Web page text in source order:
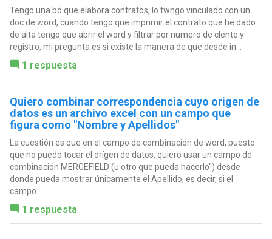
Tengo una bd que elabora contratos, lo twngo vinculado con un
doc de word, cuando tengo que imprimir el contrato que he dado
de alta tengo que abrir el word y filtrar por numero de clente y
registro, mi pregunta es si existe la manera de que desde in...
1 respuesta
Quiero combinar correspondencia cuyo origen de
datos es un archivo excel con un campo que
figura como "Nombre y Apellidos"
La cuestión es que en el campo de combinación de word, puesto
que no puedo tocar el orígen de datos, quiero usar un campo de
combinación MERGEFIELD (u otro que pueda hacerlo") desde
donde pueda mostrar únicamente el Apellido, es decir, si el
campo...
1 respuesta